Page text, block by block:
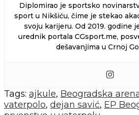
Diplomirao je sportsko
sport u Nikšiću, čime je stekao
svoju karijeru. Od 2019. godine
urednik portala CGsport.me,
dešavanjima u Crnoj
Tags: ajkule, Beogradska
vaterpolo, dejan savić, EP